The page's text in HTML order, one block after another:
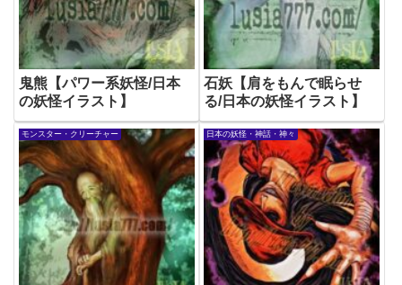
鬼熊【パワー系妖怪/日本
の妖怪イラスト】
石妖【肩をもんで眠らせ
る/日本の妖怪イラスト】
モンスター・クリーチャー 日本の妖怪・神話・神々